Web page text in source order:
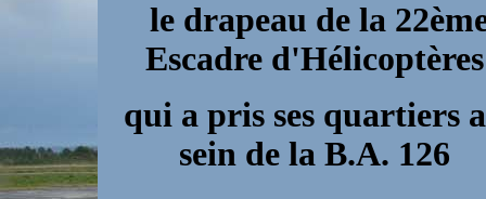
le drapeau de la
Escadre d'Hélicoptères
qui a pris ses quartiers
sein de la B.A. 126